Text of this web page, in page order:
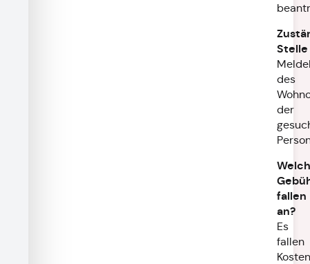
Stelle
des
der
fallen
an?
Es
fallen
Kosten